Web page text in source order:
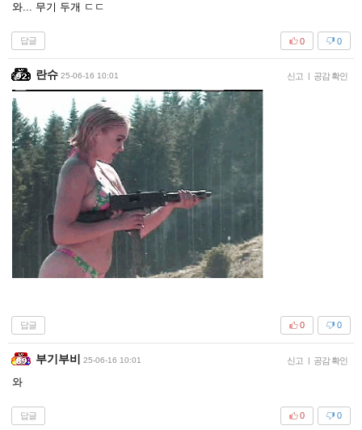
와... 무기 두개 ㄷㄷ
답글 0
0
란슈 25-06-16 10:01 신고 | 공감 확인
답글 0
0
부기부비 25-06-16 10:01 신고 | 공감 확인
와
답글 0
0